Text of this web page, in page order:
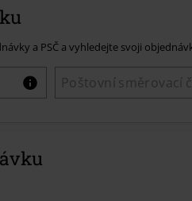
a PSČ a vyhledejte svoji